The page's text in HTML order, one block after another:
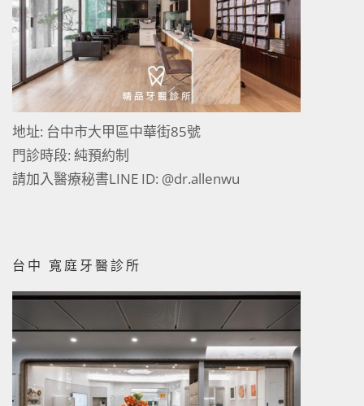
地址: 台中市大甲區中華街85號
門診時段: 純預約制
請加入醫療秘書LINE ID: @dr.allenwu
台中 寬庭牙醫診所